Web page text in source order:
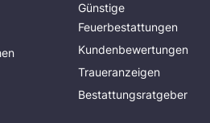
Günstige
Feuerbestattungen
Kundenbewertungen
Traueranzeigen
Bestattungsratgeber